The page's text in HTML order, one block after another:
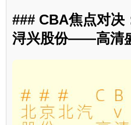
### CBA焦点对决
浔兴股份——高清